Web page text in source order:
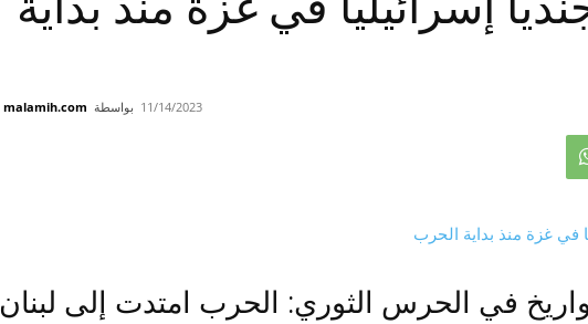
بواسطة malamih.com 11/14/2023
في الحرس الثوري: الحرب امتدت إلى لبنان